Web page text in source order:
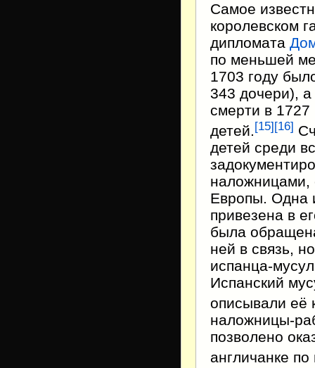
Самое
королевском
дипломата
по меньшей
1703 году
343 дочери), а
смерти в 1727
детей.[15][16]
детей среди
наложницами,
Европы. Одна
привезена в
была
ней в связь,
испанца-
Испанский
описывали её
наложницы-
позволено
англичанке